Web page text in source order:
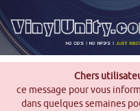
Chers
ce message pour vous
dans quelques semaines